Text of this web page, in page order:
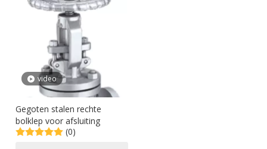
video
Gegoten stalen rechte
bolklep voor afsluiting
(0)